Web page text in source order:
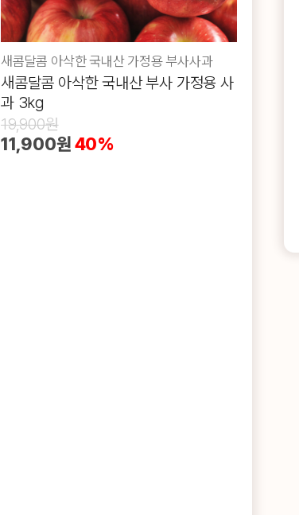
새콤달콤 아삭한 국내산 가정용 부사사과
새콤달콤 아삭한 국내산 부사 가정용 사
과 3kg
19,900원
11,900원40%